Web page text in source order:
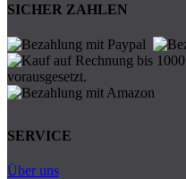
SICHER ZAHLEN
SERVICE
Über uns